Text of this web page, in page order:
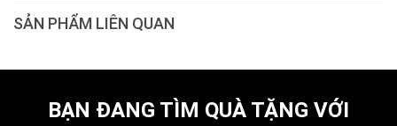
SẢN PHẨM LIÊN QUAN
BẠN ĐANG TÌM QUÀ TẶNG VỚI